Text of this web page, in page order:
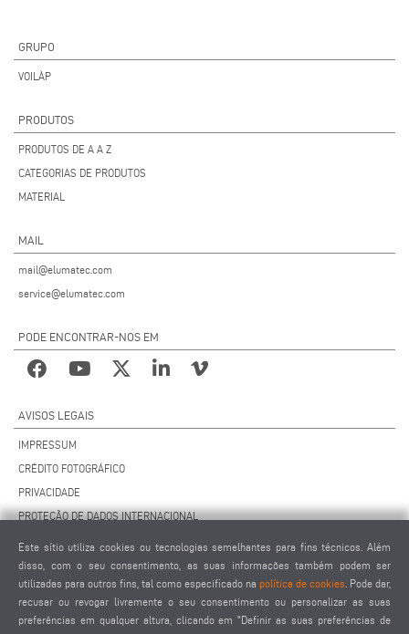
GRUPO
VOILÀP
PRODUTOS
PRODUTOS DE A A Z
CATEGORIAS DE PRODUTOS
MATERIAL
MAIL
mail@elumatec.com
service@elumatec.com
PODE ENCONTRAR-NOS EM
AVISOS LEGAIS
IMPRESSUM
CRÉDITO FOTOGRÁFICO
PRIVACIDADE
PROTEÇÃO DE DADOS INTERNACIONAL
CONTRATO DE MANUTENÇÃO À DISTÂNCIA
CONFIGURAÇÕES DE COOKIES
CÓDIGO DE CONDUTA DOS FORNECEDORES
Este sítio utiliza cookies ou tecnologias semelhantes para fins técnicos. Além
disso, com o seu consentimento, as suas informações também podem ser
utilizadas para outros fins, tal como especificado na política de cookies . Pode dar,
recusar ou revogar livremente o seu consentimento ou personalizar as suas
preferências em qualquer altura, clicando em "Definir as suas preferências de